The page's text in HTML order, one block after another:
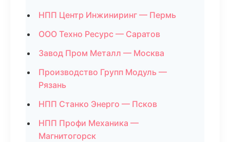
НПП Центр Инжиниринг — Пермь
ООО Техно Ресурс — Саратов
Завод Пром Металл — Москва
Производство Групп Модуль —
Рязань
НПП Станко Энерго — Псков
НПП Профи Механика —
Магнитогорск